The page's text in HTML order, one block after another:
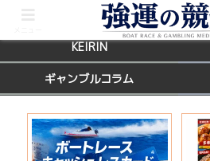
BOATRACE
KEIRIN
ギャンブルコラム